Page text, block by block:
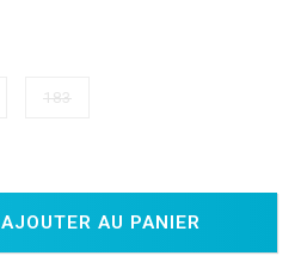
183
AJOUTER AU PANIER